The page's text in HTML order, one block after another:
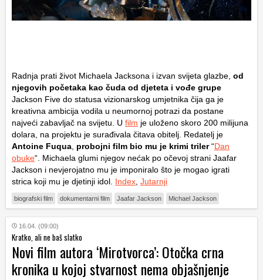
Radnja prati život Michaela Jacksona i izvan svijeta glazbe, od
njegovih početaka kao čuda od djeteta i vođe grupe
Jackson Five do statusa vizionarskog umjetnika čija ga je
kreativna ambicija vodila u neumornoj potrazi da postane
najveći zabavljač na svijetu. U film je uloženo skoro 200 milijuna
dolara, na projektu je surađivala čitava obitelj. Redatelj je
Antoine Fuqua probojni film bio mu je krimi triler“Dan
obuke“. Michaela glumi njegov nećak po očevoj strani Jaafar
Jackson i nevjerojatno mu je imponiralo što je mogao igrati
strica koji mu je djetinji idol. Index Jutarnji
biografski film dokumentarni film Jaafar Jackson Michael Jackson
16.04. (09:00)
Kratko, ali ne baš slatko
Novi film autora ‘Mirotvorca’: Otočka crna
kronika u kojoj stvarnost nema objašnjenje